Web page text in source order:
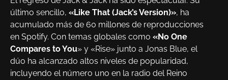
último sencillo, «Like That (Jack’s Version)», ha
acumulado más de 60 millones de reproducciones
en Spotify. Con temas globales como «No One
Compares to You» y «Rise» junto a Jonas Blue, el
dúo ha alcanzado altos niveles de popularidad,
incluyendo el número uno en la radio del Reino